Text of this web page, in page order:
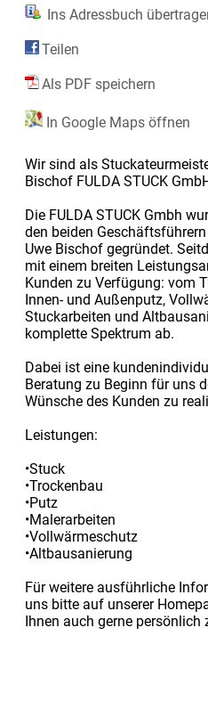
Ins Adressbuch
Teilen
Als PDF speichern
In Google Maps öffnen
Wir sind als
Bischof FULDA STUCK
Die FULDA STUCK Gmbh
den beiden
Uwe Bischof gegründet.
mit einem breiten
Kunden zu Verfügung: vom
Innen- und Außenputz,
Stuckarbeiten und
komplette Spektrum ab.
Dabei ist eine
Beratung zu Beginn für uns
Wünsche des Kunden zu
Leistungen:
•Stuck
•Trockenbau
•Putz
•Malerarbeiten
•Vollwärmeschutz
•Altbausanierung
Für weitere ausführliche
uns bitte auf unserer
Ihnen auch gerne persönlich